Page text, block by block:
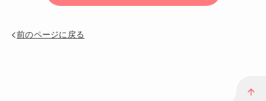
前のページに戻る